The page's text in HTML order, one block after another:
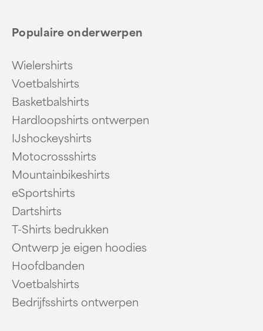
Populaire onderwerpen
Wielershirts
Voetbalshirts
Basketbalshirts
Hardloopshirts ontwerpen
IJshockeyshirts
Motocrossshirts
Mountainbikeshirts
eSportshirts
Dartshirts
T-Shirts bedrukken
Ontwerp je eigen hoodies
Hoofdbanden
Voetbalshirts
Bedrijfsshirts ontwerpen